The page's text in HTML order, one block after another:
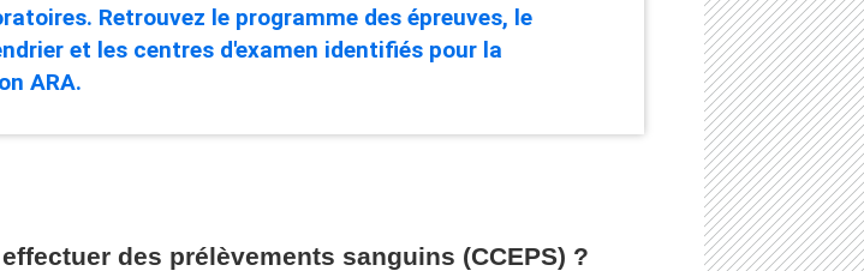
Retrouvez le programme des épreuves, le
et les centres d'examen identifiés pour la
ARA.
des prélèvements sanguins (CCEPS) ?